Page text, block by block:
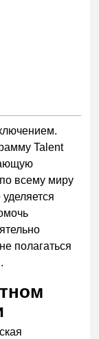
Talent
всему миру
полагаться